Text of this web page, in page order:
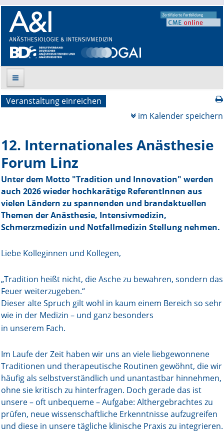
Suche
Leitlinien
Archiv
Supplements
Supplements OrphanAnesthesia
Mediadaten
Autoren-Service
Bestell-Service
Stellenmarkt
Kongresskalender
Veranstaltung einreichen
im Kalender speichern
12. Internationales Anästhesie
Forum Linz
Unter dem Motto "Tradition und Innovation" werden
auch 2026 wieder hochkarätige ReferentInnen aus
vielen Ländern zu spannenden und brandaktuellen
Themen der Anästhesie, Intensivmedizin,
Schmerzmedizin und Notfallmedizin Stellung nehmen.
Liebe Kolleginnen und Kollegen,
„Tradition heißt nicht, die Asche zu bewahren, sondern das
Feuer weiterzugeben.“
Dieser alte Spruch gilt wohl in kaum einem Bereich so sehr
wie in der Medizin – und ganz besonders
in unserem Fach.
Im Laufe der Zeit haben wir uns an viele liebgewonnene
Traditionen und therapeutische Routinen gewöhnt, die wir
häufig als selbstverständlich und unantastbar hinnehmen,
ohne sie kritisch zu hinterfragen. Doch gerade das ist
unsere – oft unbequeme – Aufgabe: Althergebrachtes zu
prüfen, neue wissenschaftliche Erkenntnisse aufzugreifen
und diese in unsere tägliche klinische Praxis zu integrieren.